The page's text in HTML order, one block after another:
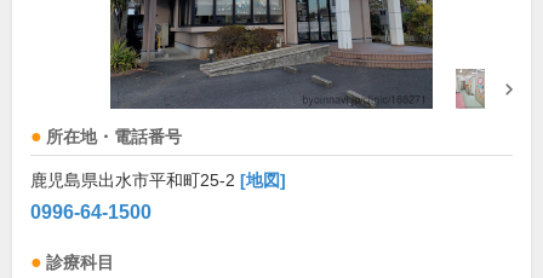
所在地・電話番号
鹿児島県出水市平和町25-2 [地図]
0996-64-1500
診療科目